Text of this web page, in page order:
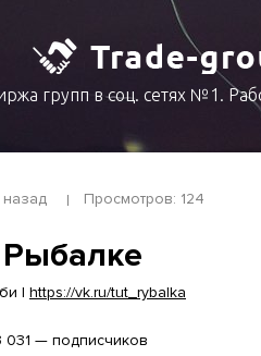
групп в соц. сетях №1.
назад Просмотров: 124
| https://vk.ru/tut_rybalka
031 — подписчиков